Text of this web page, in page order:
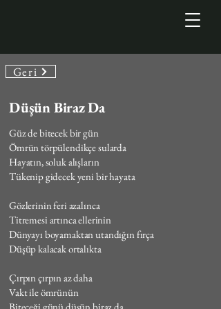
Geri
Düşün Biraz Da
Güz de bitecek bir gün
Ömrün törpülendikçe sularda
Hayatın, soluk alışların
Tükenip gidecek yeni bir hayata
Gözlerinin feri azalınca
Titremesi artınca ellerinin
Dünyayı boyamaktan utandığın fırça
Düşüp kalacak ortalıkta
Çırpın çırpın az daha
Vakt ile ömrünün